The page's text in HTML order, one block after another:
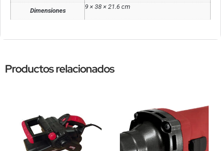
Dimensiones
9 × 38 × 21.6 cm
Productos relacionados